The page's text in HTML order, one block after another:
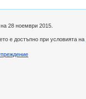
28 ноември 2015.
е достъпно при условията на